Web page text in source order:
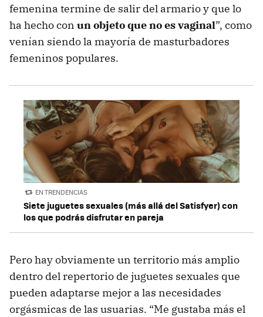
femenina termine de salir del armario y que lo
ha hecho con un objeto que no es vaginal”, como
venían siendo la mayoría de masturbadores
femeninos populares.
EN TRENDENCIAS
Siete juguetes sexuales (más allá del Satisfyer) con
los que podrás disfrutar en pareja
Pero hay obviamente un territorio más amplio
dentro del repertorio de juguetes sexuales que
pueden adaptarse mejor a las necesidades
orgásmicas de las usuarias. “Me gustaba más el